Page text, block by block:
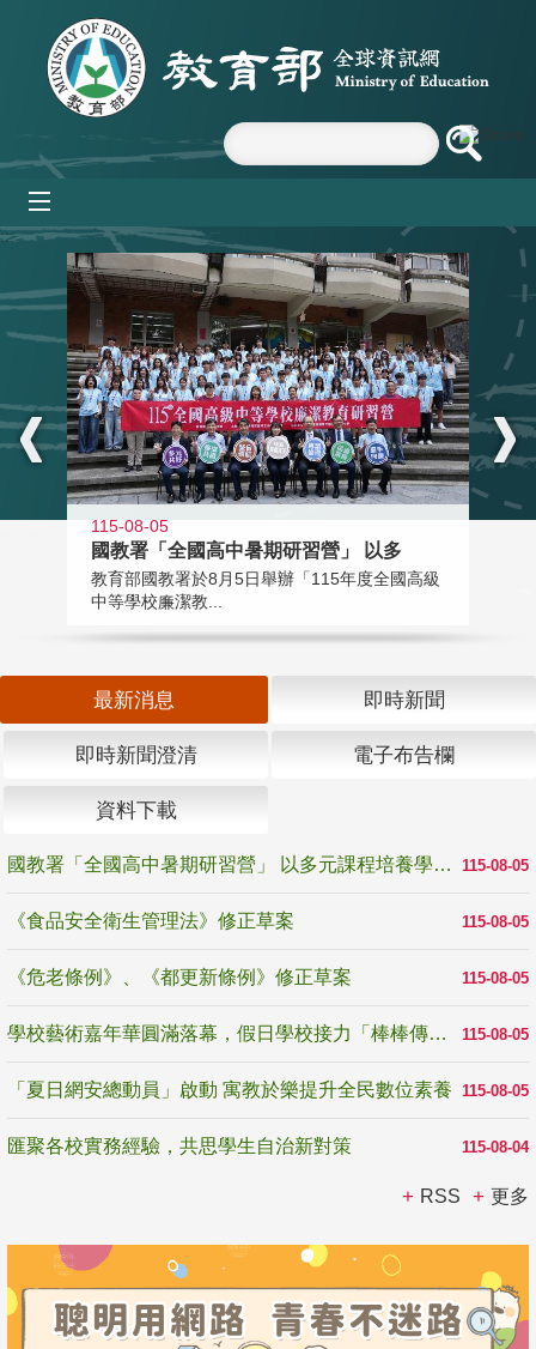
跳到主要內容區塊
:::
115-08-05
國教署「全國高中暑期研習營」 以多
教育部國教署於8月5日舉辦「115年度全國高級
中等學校廉潔教...
最新消息 即時新聞
即時新聞澄清 電子布告欄
資料下載
115-08-05
國教署「全國高中暑期研習營」 以多元課程培養學生瞭解誠信專業與倫理價值
115-08-05
《食品安全衛生管理法》修正草案
115-08-05
《危老條例》、《都更新條例》修正草案
115-08-05
學校藝術嘉年華圓滿落幕，假日學校接力「棒棒傳美感」
115-08-05
「夏日網安總動員」啟動 寓教於樂提升全民數位素養
115-08-04
匯聚各校實務經驗，共思學生自治新對策
RSS 更多